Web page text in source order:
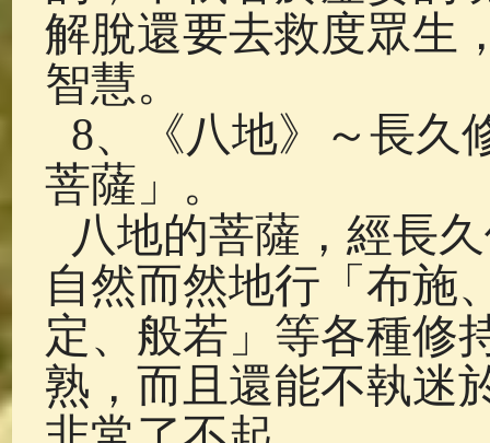
解脫還要去救度眾生
智慧。
8、《八地》～長久
菩薩」。
八地的菩薩，經長
自然而然地行「布施
定、般若」等各種修
熟，而且還能不執迷